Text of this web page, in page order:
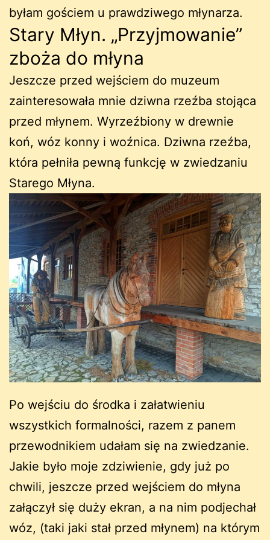
byłam gościem u prawdziwego młynarza.
Stary Młyn. „Przyjmowanie”
zboża do młyna
Jeszcze przed wejściem do muzeum
zainteresowała mnie dziwna rzeźba stojąca
przed młynem. Wyrzeźbiony w drewnie
koń, wóz konny i woźnica. Dziwna rzeźba,
która pełniła pewną funkcję w zwiedzaniu
Starego Młyna.
Po wejściu do środka i załatwieniu
wszystkich formalności, razem z panem
przewodnikiem udałam się na zwiedzanie.
Jakie było moje zdziwienie, gdy już po
chwili, jeszcze przed wejściem do młyna
załączył się duży ekran, a na nim podjechał
wóz, (taki jaki stał przed młynem) na którym